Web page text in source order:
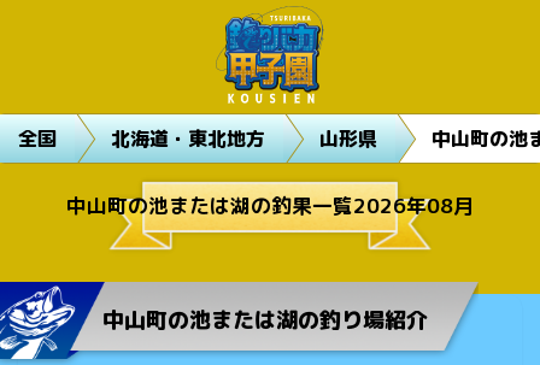
全国 北海道・東北地方 山形県 中山町の池
中山町の池または湖の釣果一覧2026年08月
中山町の池または湖の釣り場紹介